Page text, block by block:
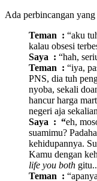
Ada perbincangan
Teman : “aku
kalau obsesi
Saya : “hah,
Teman : “iya,
PNS, dia tuh
nyoba, sekali
hancur harga
negeri aja
Saya : “eh,
suamimu?
kehidupannya.
Kamu dengan
life you both
Teman :